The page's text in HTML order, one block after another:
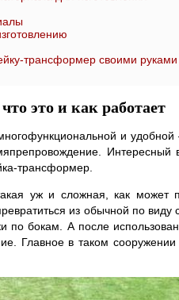
трансформер своими руками
это и как работает
и
Интересный
трансформер.
уж и сложная, как может
из обычной по
по бокам. А после
Главное в таком